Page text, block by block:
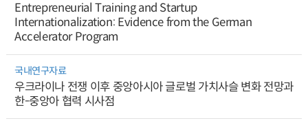
Entrepreneurial Training and Startup
Internationalization: Evidence from the German
Accelerator Program
국내연구자료
우크라이나 전쟁 이후 중앙아시아 글로벌 가치사슬 변화 전망과
한-중앙아 협력 시사점